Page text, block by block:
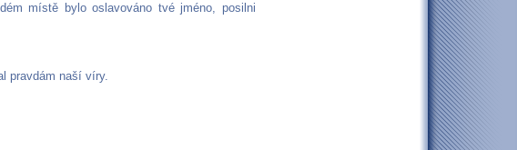
místě bylo oslavováno tvé jméno, posilni
pravdám naší víry.